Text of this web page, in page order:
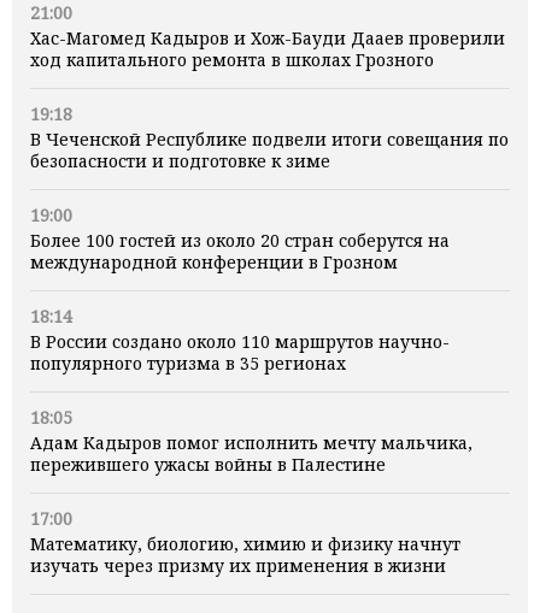
21:00
Хас-Магомед Кадыров и Хож-Бауди Дааев проверили
ход капитального ремонта в школах Грозного
19:18
В Чеченской Республике подвели итоги совещания по
безопасности и подготовке к зиме
19:00
Более 100 гостей из около 20 стран соберутся на
международной конференции в Грозном
18:14
В России создано около 110 маршрутов научно-
популярного туризма в 35 регионах
18:05
Адам Кадыров помог исполнить мечту мальчика,
пережившего ужасы войны в Палестине
17:00
Математику, биологию, химию и физику начнут
изучать через призму их применения в жизни